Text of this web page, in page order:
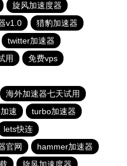
旋风加速度器
v1.0
猎豹加速器
twitter加速器
用
免费vps
海外加速器七天试用
速
turbo加速器
lets快连
官网
hammer加速器